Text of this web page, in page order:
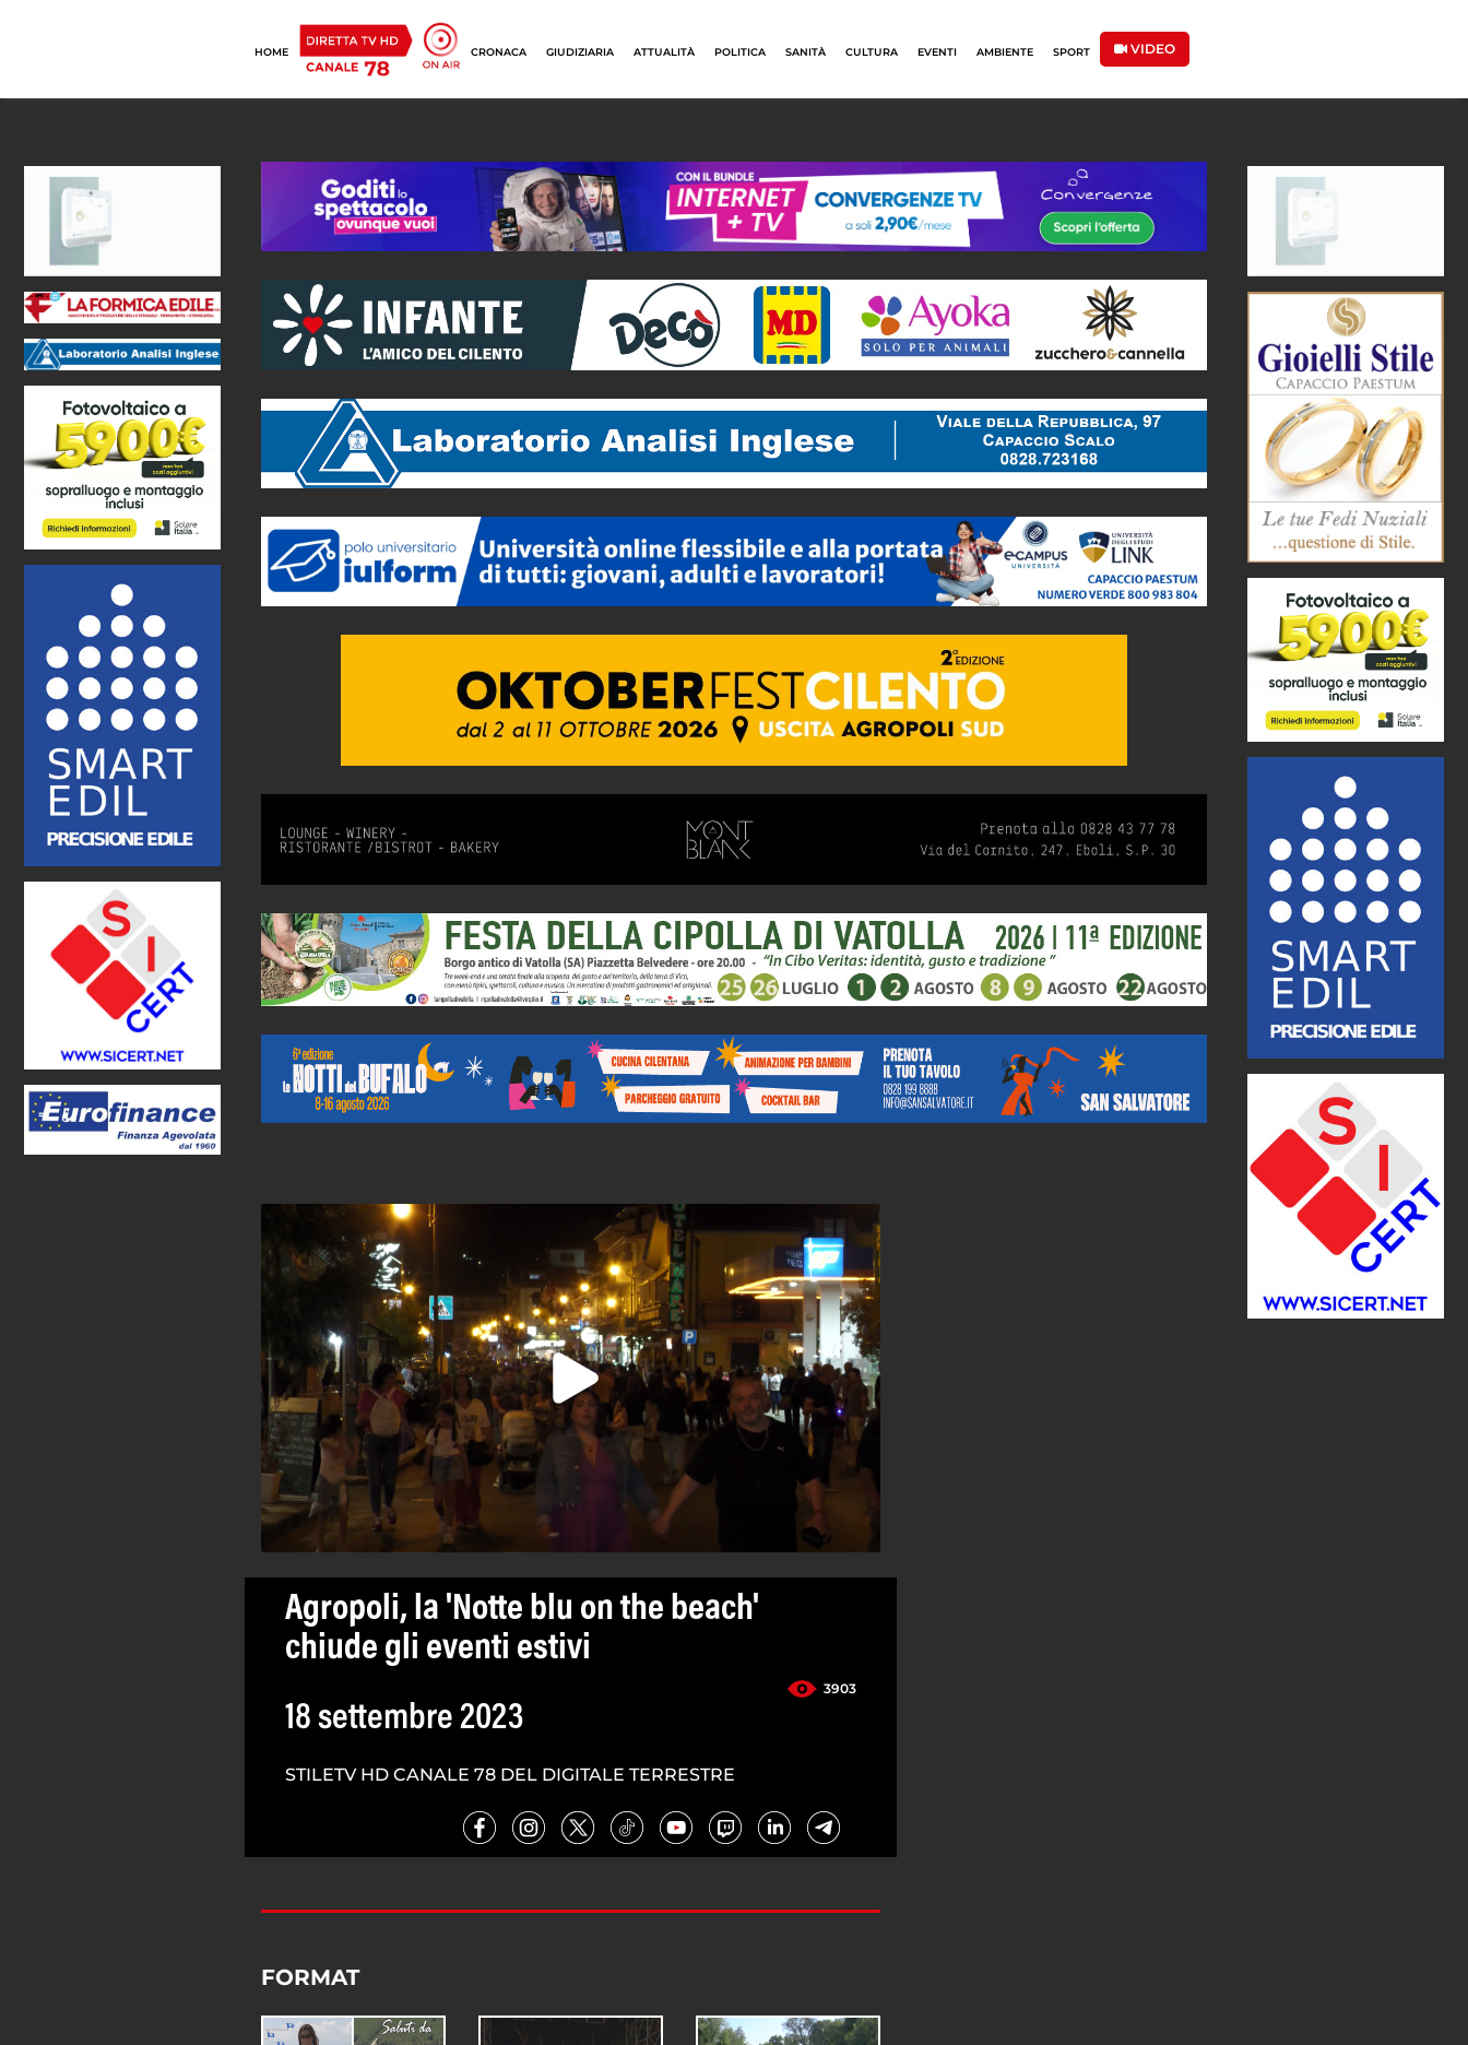
HOME CRONACA GIUDIZIARIA ATTUALITÀ POLITICA SANITÀ CULTURA EVENTI AMBIENTE SPORT VIDEO
Agropoli, la 'Notte blu on the beach'
chiude gli eventi estivi
3903
18 settembre 2023
STILETV HD CANALE 78 DEL DIGITALE TERRESTRE
FORMAT